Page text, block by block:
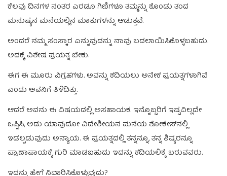
ಕೆಲವು ದಿನಗಳ ನಂತರ ಎರಡೂ ಗಿಣಿಗಳೂ ತಮ್ಮನ್ನು ಕೊಂಡು ತಂದ
ಮನುಷ್ಯನ ಮನೆಯಲ್ಲಿನ ಮಾತುಗಳನ್ನು ಆಡುತ್ತವೆ.
ಅಂದರೆ ನಮ್ಮ ಸಂಸ್ಕಾರ ಎನ್ನುವುದನ್ನು ನಾವು ಬದಲಾಯಿಸಿಕೊಳ್ಳಬಹುದು.
ಅದಕ್ಕೆ ವಿಶೇಷ ಪ್ರಯತ್ನ ಬೇಕು.
ಈಗ ಈ ಮೂರು ವಿಗ್ರಹಗಳು. ಅವನ್ನು ಕದಿಯಲು ಅನೇಕ ಪ್ರಯತ್ನಗಳಾಗಿವೆ
ಎಂದು ಅವನಿಗೆ ತಿಳಿದಿತ್ತು.
ಆದರೆ ಅವನು ಈ ವಿಷಯದಲ್ಲಿ ಅಸಹಾಯಕ. ಇನ್ನೊಬ್ಬರಿಗೆ ಇಷ್ಟವಿಲ್ಲದೇ
ಒಪ್ಪಿಸಿ, ಅದು ಯಾವುದೋ ವಿದೇಶೀಯನ ಮನೆಯ ಶೋಕೇಸ್‌ನಲ್ಲಿ
ಇಡಲ್ಪಡುವುದು ಅನ್ಯಾಯ. ಈ ಪ್ರಯತ್ನದಲ್ಲಿ ತನ್ನನ್ನೂ, ತನ್ನ ಶಿಷ್ಯರನ್ನೂ
ಪ್ರಾಣಾಪಾಯಕ್ಕೆ ಗುರಿ ಮಾಡಬಹುದು ಇದನ್ನು ಕದಿಯಲಿಕ್ಕೆ ಬರುವವರು.
ಇದನ್ನು ಹೇಗೆ ನಿವಾರಿಸಿಕೊಳ್ಳುವುದು?